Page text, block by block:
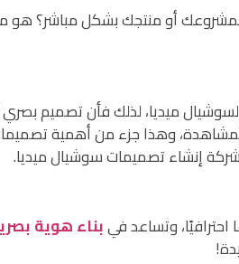
أو منتجك بشكل مباشر؟ هو
ميديا، لذلك فأن تصميم
وهذا جزء من أهمية
إنشاء تصميمات سوشيال ميديا.
وتساعد فيبناء هوية